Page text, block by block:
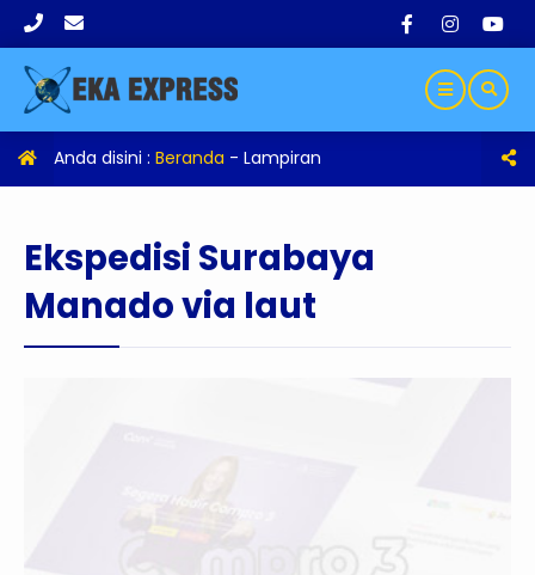
Anda disini : Beranda - Lampiran
Ekspedisi Surabaya
Manado via laut